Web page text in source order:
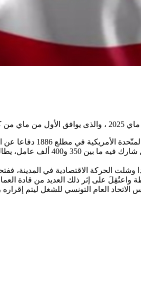
وفي يوم 1 ماي من عام 1886 ، نظم
الحركة الاقتصادية في المدينة،